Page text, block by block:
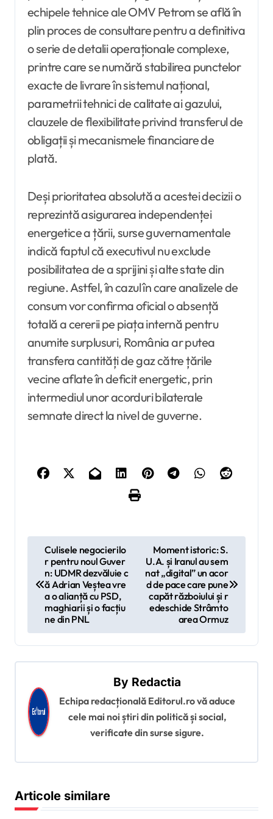
echipele tehnice ale OMV Petrom se află în
plin proces de consultare pentru a definitiva
o serie de detalii operaționale complexe,
printre care se numără stabilirea punctelor
exacte de livrare în sistemul național,
parametrii tehnici de calitate ai gazului,
clauzele de flexibilitate privind transferul de
obligații și mecanismele financiare de
plată.
Deși prioritatea absolută a acestei decizii o
reprezintă asigurarea independenței
energetice a țării, surse guvernamentale
indică faptul că executivul nu exclude
posibilitatea de a sprijini și alte state din
regiune. Astfel, în cazul în care analizele de
consum vor confirma oficial o absență
totală a cererii pe piața internă pentru
anumite surplusuri, România ar putea
transfera cantități de gaz către țările
vecine aflate în deficit energetic, prin
intermediul unor acorduri bilaterale
semnate direct la nivel de guverne.
a
r
e
î
n
r
t
i
Culisele negocierilo
r pentru noul Guver
n: UDMR dezvăluie c
ă Adrian Veștea vre
a o alianță cu PSD,
maghiarii și o facțiu
ne din PNL
Moment istoric: S.
U.A. și Iranul au sem
nat „digital” un acor
d de pace care pune
capăt războiului și r
edeschide Strâmto
area Ormuz
By Redactia
Echipa redacțională Editorul.ro vă aduce
cele mai noi știri din politică și social,
verificate din surse sigure.
Articole similare